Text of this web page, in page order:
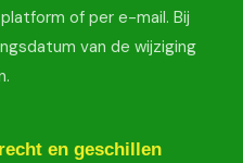
of per e-mail. Bij
van de wijziging
en geschillen